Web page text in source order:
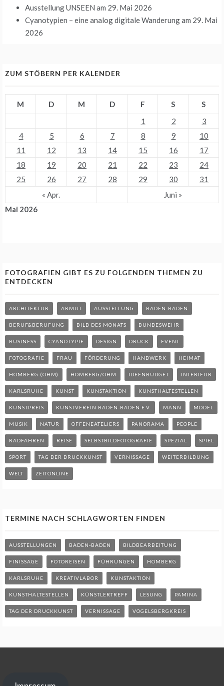
Ausstellung UNSEEN am 29. Mai 2026
Cyanotypien – eine analog digitale Wanderungam 29. Mai
2026
ZUM STÖBERN PER KALENDER
Mai 2026
M D M D F S
S
1
2
3
4
5 6 7 8 9
10
11
12 13 14 15 16
17
18
19 20 21 22 23
24
25
26 27 28 29 30
31
« Apr.
Juni »
FOTOGRAFIEN GIBT ES ZU FOLGENDEN THEMEN ZU
ENTDECKEN
ARCHITEKTUR ARMUT AUSSTELLUNG BADEN-BADEN
BERUF&BERUFUNG BILD DES MONATS BUNDESWEHR
BUSINESS CYANOTYPIE DESIGN DRUCK EVENT
FOTOGRAFIE FRAU FÖRDERUNG HANDWERK HEIMAT
HOMBERG (OHM) HOMBERG/OHM IDEENBUDGET INTERIEUR
KARLSRUHE KUNST KUNSTAKTION KUNSTHALTESTELLEN
KUNSTPREIS KUNSTVEREIN BADEN-BADEN E.V. MANN MODEL
MUSIK NATUR OFFENEATELIERS PANORAMA PEOPLE
RADFAHREN REISE SELBSTBILDFOTOGRAFIE SPEZIAL SPIEL
SPORT TAG DER DRUCKKUNST VERNISSAGE WEITERBILDUNG
WELT ZEITONLINE
TERMINE NACH SCHLAGWORTEN FINDEN
AUSSTELLUNGEN BADEN-BADEN BILDBEARBEITUNG
FINISSAGE FOTOREISEN FÜHRUNGEN HOMBERG
KARLSRUHE KREATIVLABOR KUNSTAKTION
KUNSTHALTESTELLEN KÜNSTLERTREFF LESUNG PAMINA
TAG DER DRUCKKUNST VERNISSAGE VOGELSBERGKREIS